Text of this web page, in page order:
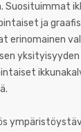
Suosituimmat
ja
erinomainen
yksityisyyden